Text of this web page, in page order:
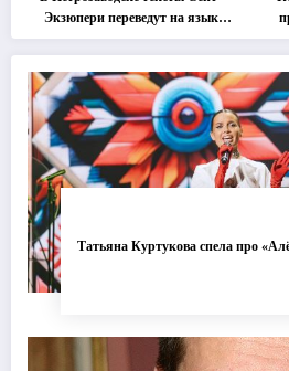
Экзюпери переведут на язык
современной хореографии
Татьяна Куртукова спела про